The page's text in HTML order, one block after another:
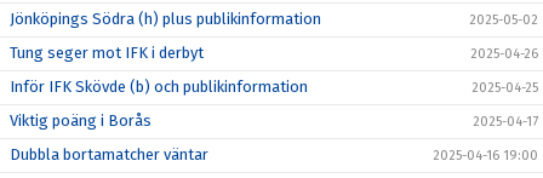
Jönköpings Södra (h) plus publikinformation 2025-05-02
Tung seger mot IFK i derbyt 2025-04-26
Inför IFK Skövde (b) och publikinformation 2025-04-25
Viktig poäng i Borås 2025-04-17
Dubbla bortamatcher väntar 2025-04-16 19:00